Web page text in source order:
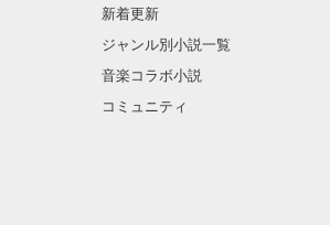
新着更新
ジャンル別小説一覧
音楽コラボ小説
コミュニティ